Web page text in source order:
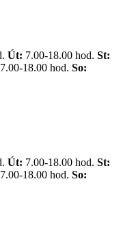
Út: 7.00-18.00 hod. St:
7.00-18.00 hod. So:
Út: 7.00-18.00 hod. St:
7.00-18.00 hod. So: